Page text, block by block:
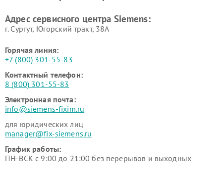
Siemens
Siemens
Адрес сервисного центра Siemens:
г. Сургут, Югорский тракт, 38А
Горячая линия:
+7 (800) 301-55-83
Контактный телефон:
8 (800) 301-55-83
Электронная почта:
info@siemens-fixim.ru
для юридических лиц
manager@fix-siemens.ru
График работы:
ПН-ВСК с 9:00 до 21:00 без перерывов и выходных